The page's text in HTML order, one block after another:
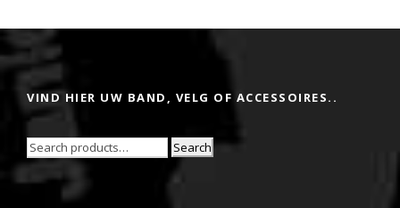
VIND HIER UW BAND, VELG OF ACCESSOIRES..
Search